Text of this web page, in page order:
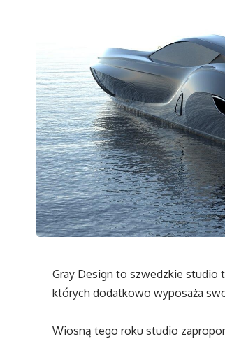
Gray Design to szwedzkie studio
których dodatkowo wyposaża
Wiosną tego roku studio